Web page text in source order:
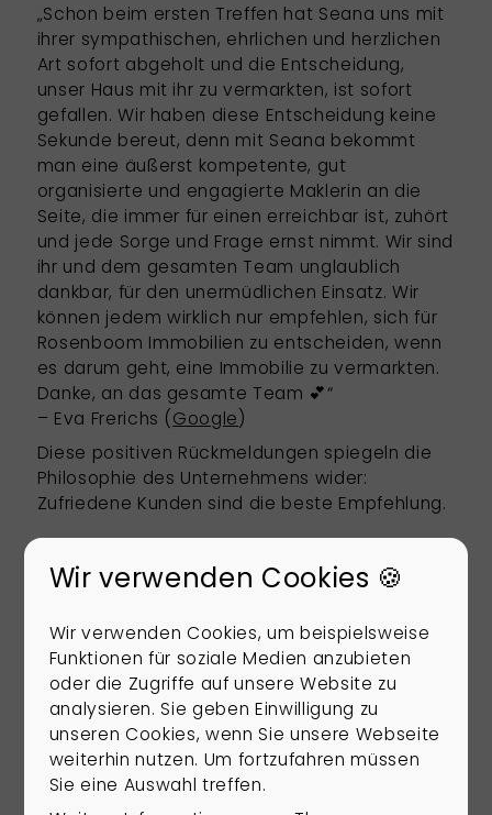
„Schon beim ersten Treffen hat Seana uns mit
ihrer sympathischen, ehrlichen und herzlichen
Art sofort abgeholt und die Entscheidung,
unser Haus mit ihr zu vermarkten, ist sofort
gefallen. Wir haben diese Entscheidung keine
Sekunde bereut, denn mit Seana bekommt
man eine äußerst kompetente, gut
organisierte und engagierte Maklerin an die
Seite, die immer für einen erreichbar ist, zuhört
und jede Sorge und Frage ernst nimmt. Wir sind
ihr und dem gesamten Team unglaublich
dankbar, für den unermüdlichen Einsatz. Wir
können jedem wirklich nur empfehlen, sich für
Rosenboom Immobilien zu entscheiden, wenn
es darum geht, eine Immobilie zu vermarkten.
Danke, an das gesamte Team 💕“
– Eva Frerichs (Google)
Diese positiven Rückmeldungen spiegeln die
Philosophie des Unternehmens wider:
Zufriedene Kunden sind die beste Empfehlung.
Fazit: Lohnt sich ein
Makler in Aurich?
Wer seine Immobilie in Aurich verkaufen
möchte, steht vor einer komplexen Aufgabe.
Ein Immobilienmakler wie Rosenboom
Immobilien bietet nicht nur rechtliche
Sicherheit und Marktkenntnis, sondern auch die
Erfahrung, Emotion und Strategie miteinander
Wir verwenden Cookies 🍪
Wir verwenden Cookies, um beispielsweise
Funktionen für soziale Medien anzubieten
oder die Zugriffe auf unsere Website zu
analysieren. Sie geben Einwilligung zu
unseren Cookies, wenn Sie unsere Webseite
weiterhin nutzen. Um fortzufahren müssen
Sie eine Auswahl treffen.